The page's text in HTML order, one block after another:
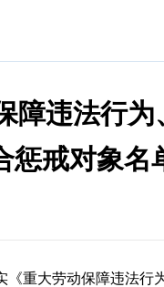
违法行
惩戒对象名
大劳动保障违法行